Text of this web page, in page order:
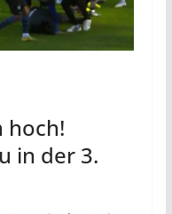
hoch!
in der 3.